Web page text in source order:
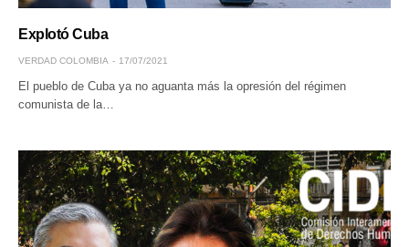
Explotó Cuba
VERDAD COLOMBIA 17/07/2021
El pueblo de Cuba ya no aguanta más la opresión del régimen
comunista de la…